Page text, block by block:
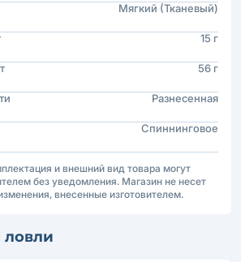
Мягкий (Тканевый)
15 г
56 г
Разнесенная
Спиннинговое
и внешний вид товара могут
без уведомления. Магазин не несет
внесенные изготовителем.
ловли